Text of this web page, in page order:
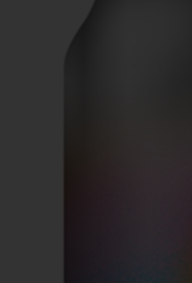
Voordelen Mitra Member
Klantenservice